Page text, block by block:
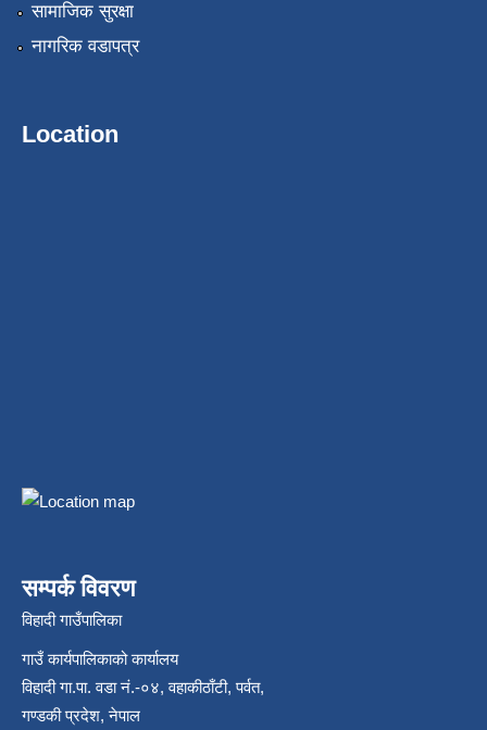
सामाजिक सुरक्षा
नागरिक वडापत्र
Location
सम्पर्क विवरण
विहादी गाउँपालिका
गाउँ कार्यपालिकाको कार्यालय
विहादी गा.पा. वडा नं.-०४, वहाकीठाँटी, पर्वत,
गण्डकी प्रदेश, नेपाल